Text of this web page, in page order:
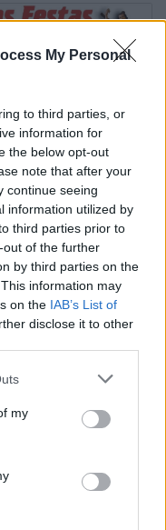
My Personal
to third parties, or
information for
the below opt-out
note that after your
continue seeing
information utilized by
third parties prior to
of the further
by third parties on the
information may
on the IAB’s List of
disclose it to other
my